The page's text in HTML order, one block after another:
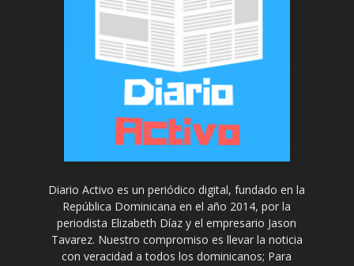
Diario Activo es un periódico digital, fundado en la
República Dominicana en el año 2014, por la
periodista Elizabeth Díaz y el empresario Jason
Tavarez. Nuestro compromiso es llevar la noticia
con veracidad a todos los dominicanos; Para